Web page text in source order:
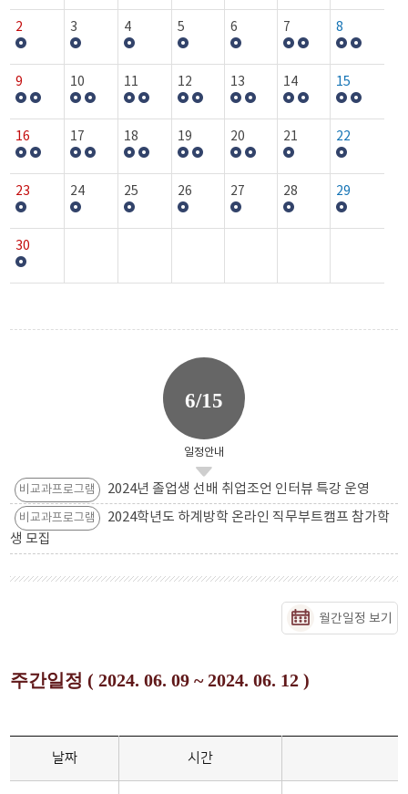
2 3 4 5 6 7 8
9 10 11 12 13 14 15
16 17 18 19 20 21 22
23 24 25 26 27 28 29
30
6/15
일정안내
비교과프로그램 2024년 졸업생 선배 취업조언 인터뷰 특강 운영
비교과프로그램
2024학년도 하계방학 온라인 직무부트캠프 참가학
생 모집
월간일정 보기
주간일정 ( 2024. 06. 09 ~ 2024. 06. 12 )
날짜 시간